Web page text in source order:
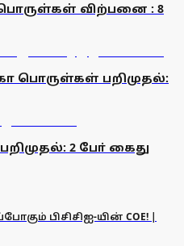
விற்பனை : 8
பொருள்கள் பறிமுதல்:
2 போ் கைது
பிசிசிஐ-யின் COE! |